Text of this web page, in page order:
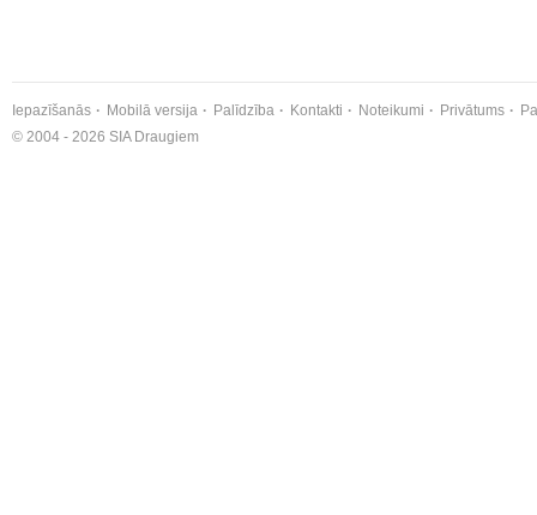
Iepazīšanās Mobilā versija Palīdzība Kontakti Noteikumi Privātums
© 2004 - 2026 SIA Draugiem